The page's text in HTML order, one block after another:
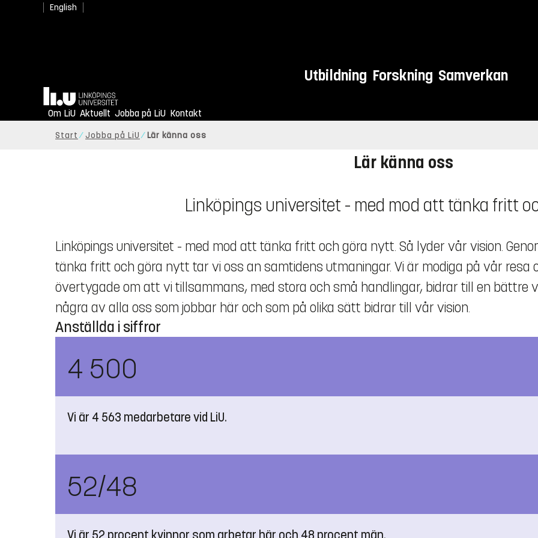
English
Utbildning Forskning Samverkan
Hem
Om LiU Aktuellt Jobba på LiU Kontakt
Start Jobba på LiU Lär känna oss
Lär känna oss
Linköpings universitet - med mod att tänka fritt
Linköpings universitet - med mod att tänka fritt och göra nytt. Så lyder vår vision.
tänka fritt och göra nytt tar vi oss an samtidens utmaningar. Vi är modiga på vår resa
övertygade om att vi tillsammans, med stora och små handlingar, bidrar till en bättre
några av alla oss som jobbar här och som på olika sätt bidrar till vår vision.
Anställda i siffror
4 500
Vi är 4 563 medarbetare vid LiU.
52/48